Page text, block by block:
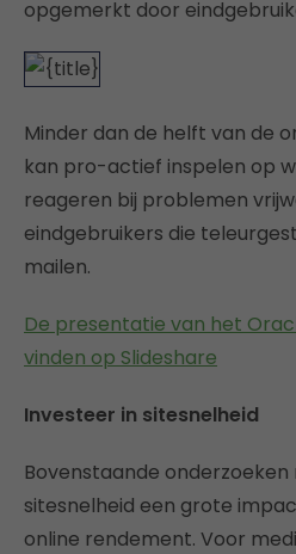
opgemerkt door
Minder dan de helft van de
kan pro-actief inspelen op
reageren bij problemen
eindgebruikers die
mailen.
De presentatie van het
vinden op Slideshare
Investeer in sitesnelheid
Bovenstaande onderzoeken
sitesnelheid een grote
online rendement. Voor